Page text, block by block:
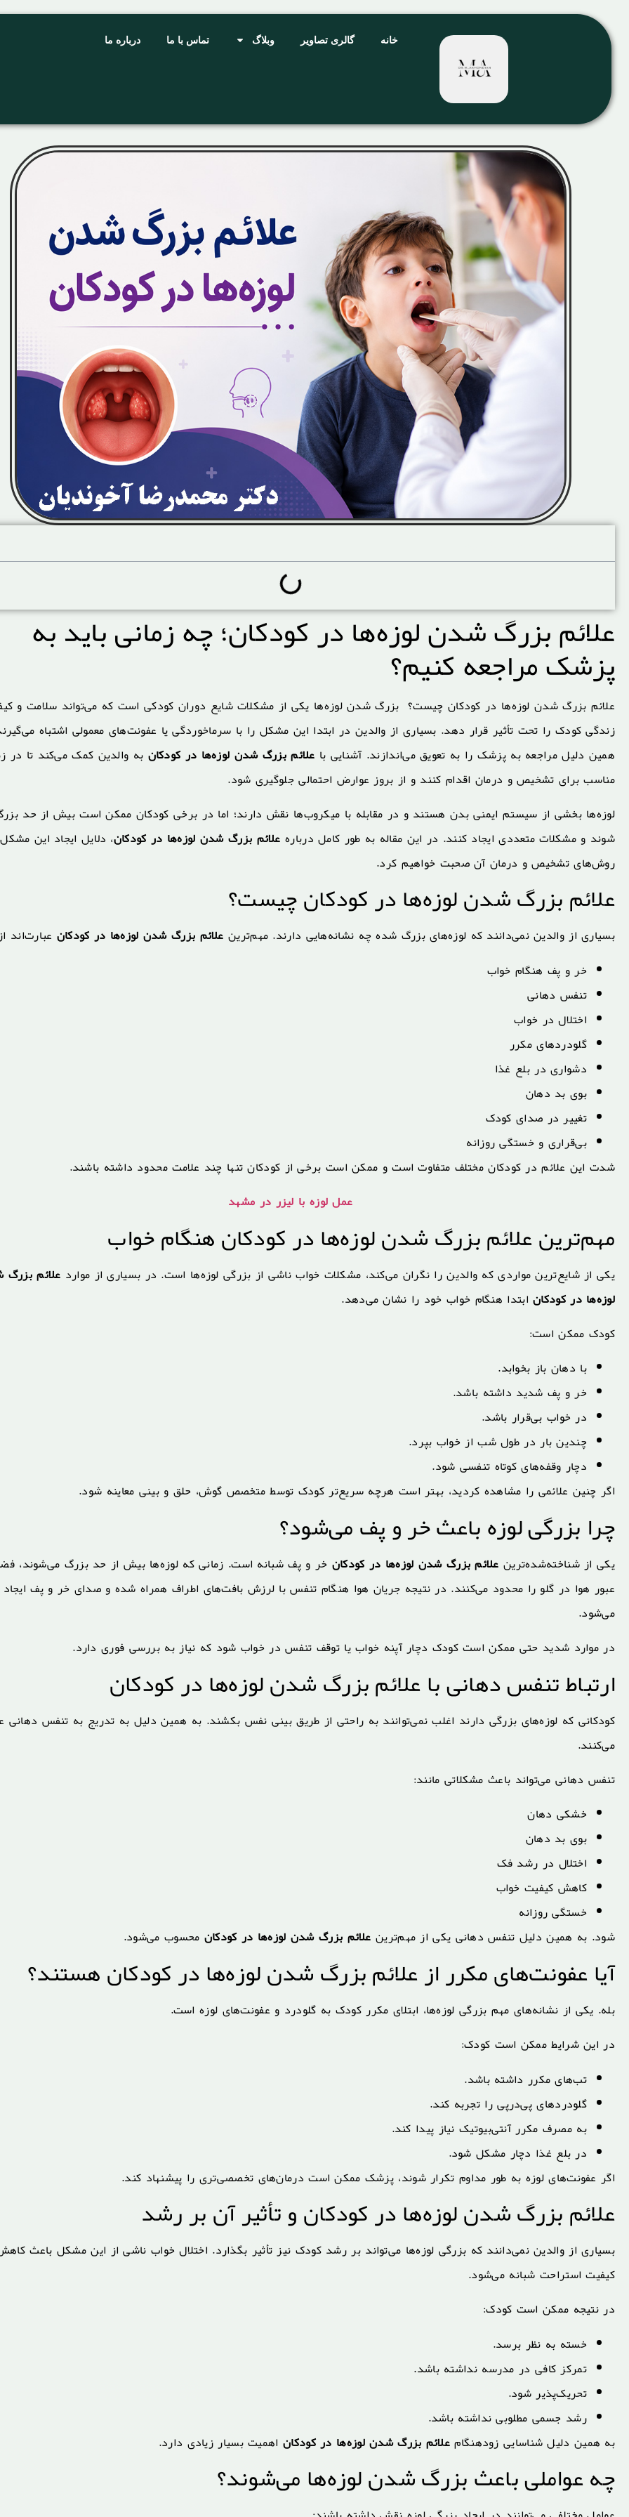
خانه گالری تصاویر وبلاگ تماس با ما درباره ما
علائم بزرگ شدن لوزه‌ها در کودکان؛ چه زمانی باید به
پزشک مراجعه کنیم؟
علائم بزرگ شدن لوزه‌ها در کودکان چیست؟ بزرگ شدن لوزه‌ها یکی از مشکلات شایع دوران کودکی است که می‌تواند سلامت و
زندگی کودک را تحت تأثیر قرار دهد. بسیاری از والدین در ابتدا این مشکل را با سرماخوردگی یا عفونت‌های معمولی اشتباه
همین دلیل مراجعه به پزشک را به تعویق می‌اندازند. آشنایی با علائم بزرگ شدن لوزه‌ها در کودکان به والدین کمک می‌کند تا در
مناسب برای تشخیص و درمان اقدام کنند و از بروز عوارض احتمالی جلوگیری شود.
لوزه‌ها بخشی از سیستم ایمنی بدن هستند و در مقابله با میکروب‌ها نقش دارند؛ اما در برخی کودکان ممکن است بیش از حد
شوند و مشکلات متعددی ایجاد کنند. در این مقاله به طور کامل درباره علائم بزرگ شدن لوزه‌ها در کودکان، دلایل ایجاد این
روش‌های تشخیص و درمان آن صحبت خواهیم کرد.
علائم بزرگ شدن لوزه‌ها در کودکان چیست؟
بسیاری از والدین نمی‌دانند که لوزه‌های بزرگ شده چه نشانه‌هایی دارند. مهم‌ترین علائم بزرگ شدن لوزه‌ها در کودکان عبارت‌اند
خر و پف هنگام خواب
تنفس دهانی
اختلال در خواب
گلودردهای مکرر
دشواری در بلع غذا
بوی بد دهان
تغییر در صدای کودک
بی‌قراری و خستگی روزانه
شدت این علائم در کودکان مختلف متفاوت است و ممکن است برخی از کودکان تنها چند علامت محدود داشته باشند.
عمل لوزه با لیزر در مشهد
مهم‌ترین علائم بزرگ شدن لوزه‌ها در کودکان هنگام خواب
یکی از شایع‌ترین مواردی که والدین را نگران می‌کند، مشکلات خواب ناشی از بزرگی لوزه‌ها است. در بسیاری از موارد علائم
لوزه‌ها در کودکانابتدا هنگام خواب خود را نشان می‌دهد.
کودک ممکن است:
با دهان باز بخوابد.
خر و پف شدید داشته باشد.
در خواب بی‌قرار باشد.
چندین بار در طول شب از خواب بپرد.
دچار وقفه‌های کوتاه تنفسی شود.
اگر چنین علائمی را مشاهده کردید، بهتر است هرچه سریع‌تر کودک توسط متخصص گوش، حلق و بینی معاینه شود.
چرا بزرگی لوزه باعث خر و پف می‌شود؟
یکی از شناخته‌شده‌ترین علائم بزرگ شدن لوزه‌ها در کودکان خر و پف شبانه است. زمانی که لوزه‌ها بیش از حد بزرگ می‌شوند،
عبور هوا در گلو را محدود می‌کنند. در نتیجه جریان هوا هنگام تنفس با لرزش بافت‌های اطراف همراه شده و صدای خر و پف ایجاد
می‌شود.
در موارد شدید حتی ممکن است کودک دچار آپنه خواب یا توقف تنفس در خواب شود که نیاز به بررسی فوری دارد.
ارتباط تنفس دهانی با علائم بزرگ شدن لوزه‌ها در کودکان
کودکانی که لوزه‌های بزرگی دارند اغلب نمی‌توانند به راحتی از طریق بینی نفس بکشند. به همین دلیل به تدریج به تنفس دهانی
می‌کنند.
تنفس دهانی می‌تواند باعث مشکلاتی مانند:
خشکی دهان
بوی بد دهان
اختلال در رشد فک
کاهش کیفیت خواب
خستگی روزانه
شود. به همین دلیل تنفس دهانی یکی از مهم‌ترین علائم بزرگ شدن لوزه‌ها در کودکان محسوب می‌شود.
آیا عفونت‌های مکرر از علائم بزرگ شدن لوزه‌ها در کودکان هستند؟
بله. یکی از نشانه‌های مهم بزرگی لوزه‌ها، ابتلای مکرر کودک به گلودرد و عفونت‌های لوزه است.
در این شرایط ممکن است کودک:
تب‌های مکرر داشته باشد.
گلودردهای پی‌درپی را تجربه کند.
به مصرف مکرر آنتی‌بیوتیک نیاز پیدا کند.
در بلع غذا دچار مشکل شود.
اگر عفونت‌های لوزه به طور مداوم تکرار شوند، پزشک ممکن است درمان‌های تخصصی‌تری را پیشنهاد کند.
علائم بزرگ شدن لوزه‌ها در کودکان و تأثیر آن بر رشد
بسیاری از والدین نمی‌دانند که بزرگی لوزه‌ها می‌تواند بر رشد کودک نیز تأثیر بگذارد. اختلال خواب ناشی از این مشکل باعث
کیفیت استراحت شبانه می‌شود.
در نتیجه ممکن است کودک:
خسته به نظر برسد.
تمرکز کافی در مدرسه نداشته باشد.
تحریک‌پذیر شود.
رشد جسمی مطلوبی نداشته باشد.
به همین دلیل شناسایی زودهنگامعلائم بزرگ شدن لوزه‌ها در کودکان اهمیت بسیار زیادی دارد.
چه عواملی باعث بزرگ شدن لوزه‌ها می‌شوند؟